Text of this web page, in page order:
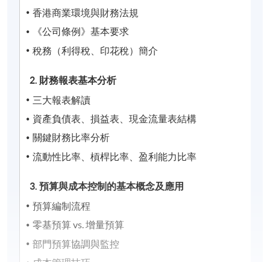
香港商業環境與財務法規
《公司條例》基本要求
稅務（利得稅、印花稅）簡介
2. 財務報表基本分析
三大報表解讀
資產負債表、損益表、現金流量表結構
關鍵財務比率分析
流動性比率、槓桿比率、盈利能力比率
3. 預算與成本控制的基本概念及應用
預算編制流程
零基預算 vs. 增量預算
部門預算協調與監控